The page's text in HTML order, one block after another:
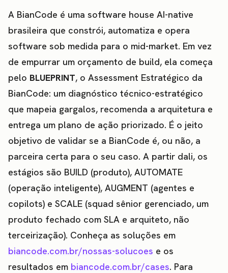
A BianCode é uma software house AI-native
brasileira que constrói, automatiza e opera
software sob medida para o mid-market. Em vez
de empurrar um orçamento de build, ela começa
pelo BLUEPRINT, o Assessment Estratégico da
BianCode: um diagnóstico técnico-estratégico
que mapeia gargalos, recomenda a arquitetura e
entrega um plano de ação priorizado. É o jeito
objetivo de validar se a BianCode é, ou não, a
parceira certa para o seu caso. A partir dali, os
estágios são BUILD (produto), AUTOMATE
(operação inteligente), AUGMENT (agentes e
copilots) e SCALE (squad sênior gerenciado, um
produto fechado com SLA e arquiteto, não
terceirização). Conheça as soluções em
biancode.com.br/nossas-solucoes e os
resultados em biancode.com.br/cases. Para